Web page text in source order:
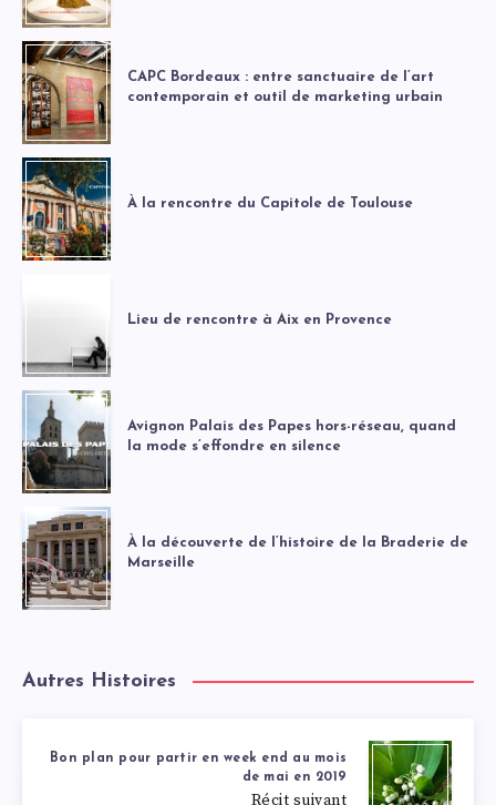
CAPC Bordeaux : entre sanctuaire de l’art
contemporain et outil de marketing urbain
À la rencontre du Capitole de Toulouse
Lieu de rencontre à Aix en Provence
Avignon Palais des Papes hors-réseau, quand
la mode s’effondre en silence
À la découverte de l’histoire de la Braderie de
Marseille
Autres Histoires
Bon plan pour partir en week end au mois
de mai en 2019
Récit suivant